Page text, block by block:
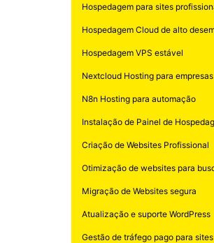
Hospedagem para sites
Hospedagem Cloud de alto
Hospedagem VPS estável
Nextcloud Hosting para empresas
N8n Hosting para automação
Instalação de Painel de
Criação de Websites Profissional
Otimização de websites para
Migração de Websites segura
Atualização e suporte WordPress
Gestão de tráfego pago para sites